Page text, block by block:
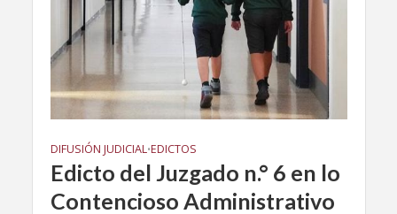
DIFUSIÓN JUDICIAL•EDICTOS
Edicto del Juzgado n.° 6 en lo
Contencioso Administrativo